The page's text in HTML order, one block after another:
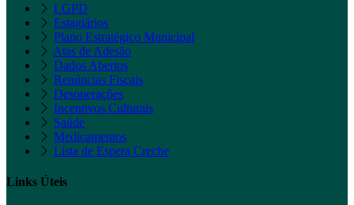
LGPD
Estagiários
Plano Estratégico Municipal
Atas de Adesão
Dados Abertos
Renúncias Fiscais
Desonerações
Incentivos Culturais
Saúde
Medicamentos
Lista de Espera Creche
Links Úteis